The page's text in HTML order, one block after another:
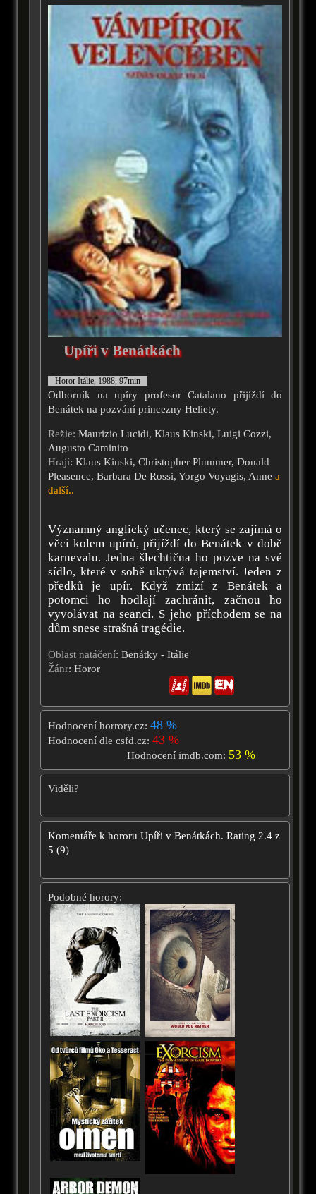
Upíři v Benátkách
Horor Itálie, 1988, 97min
Odborník na upíry profesor Catalano přijíždí do
Benátek na pozvání princezny Heliety.
Režie: Maurizio Lucidi, Klaus Kinski, Luigi Cozzi,
Augusto Caminito
Hrají: Klaus Kinski, Christopher Plummer, Donald
Pleasence, Barbara De Rossi, Yorgo Voyagis, Anne a
další..
Významný anglický učenec, který se zajímá o
věci kolem upírů, přijíždí do Benátek v době
karnevalu. Jedna šlechtična ho pozve na své
sídlo, které v sobě ukrývá tajemství. Jeden z
předků je upír. Když zmizí z Benátek a
potomci ho hodlají zachránit, začnou ho
vyvolávat na seanci. S jeho příchodem se na
dům snese strašná tragédie.
Oblast natáčení: Benátky - Itálie
Žánr: Horor
Hodnocení horrory.cz: 48 %
Hodnocení dle csfd.cz: 43 %
Hodnocení imdb.com: 53 %
Viděli?
Komentáře k hororu Upíři v Benátkách. Rating 2.4 z
5 (9)
Podobné horory: